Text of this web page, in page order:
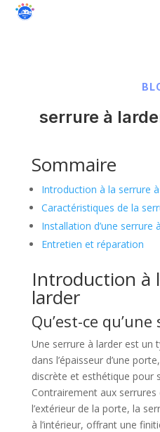
serrure à
Sommaire
Introduction à la serrure
Caractéristiques de la
Installation d’une serrure
Entretien et réparation
Introduction à
larder
Qu’est-ce
Une serrure à larder est un
dans l’épaisseur d’une
discrète et esthétique pour
Contrairement aux serrures
l’extérieur de la porte, la
à l’intérieur, offrant une